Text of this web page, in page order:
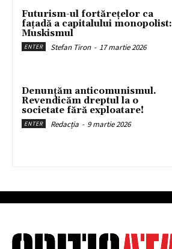
Futurism-ul fortărețelor ca
fațadă a capitalului monopolist:
Muskismul
ENTER Stefan Tiron - 17 martie 2026
Denunțăm anticomunismul.
Revendicăm dreptul la o
societate fără exploatare!
ENTER Redacția - 9 martie 2026